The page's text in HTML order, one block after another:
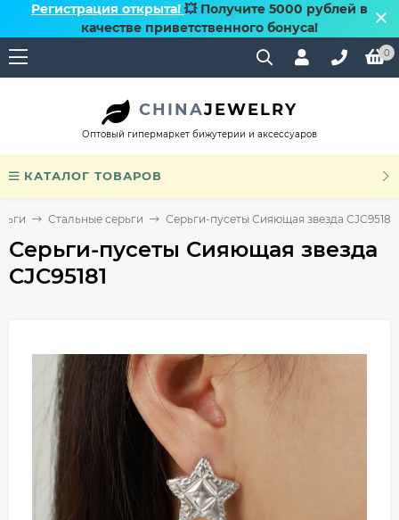
Регистрация открыта! 💥 Получите 5000 рублей в
качестве приветственного бонуса!
0
CHINAJEWELRY
Оптовый гипермаркет бижутерии и аксессуаров
КАТАЛОГ ТОВАРОВ
Стальные серьги Серьги-пусеты Сияющая звезда CJC95181
Серьги-пусеты Сияющая звезда
CJC95181